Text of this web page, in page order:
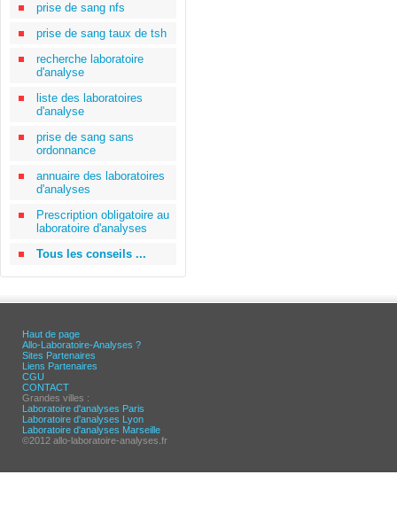
prise de sang nfs
prise de sang taux de tsh
recherche laboratoire
d'analyse
liste des laboratoires
d'analyse
prise de sang sans
ordonnance
annuaire des laboratoires
d'analyses
Prescription obligatoire au
laboratoire d'analyses
Tous les conseils ...
Haut de page
Allo-Laboratoire-Analyses ?
Sites Partenaires
Liens Partenaires
CGU
CONTACT
Grandes villes :
Laboratoire d'analyses Paris
Laboratoire d'analyses Lyon
Laboratoire d'analyses Marseille
©2012 allo-laboratoire-analyses.fr